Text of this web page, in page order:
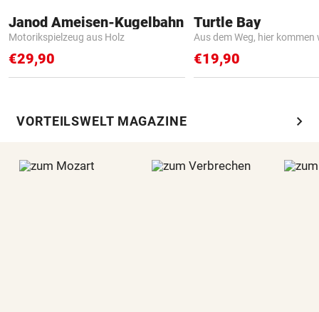
Janod Ameisen-Kugelbahn
Motorikspielzeug aus Holz
€29,90
Turtle Bay
Aus dem Weg, hier kommen
€19,90
VORTEILSWELT MAGAZINE chevron_right